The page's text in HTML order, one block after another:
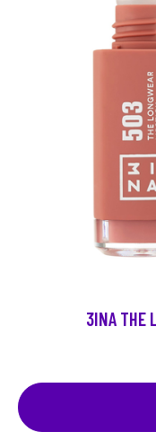
3INA THE